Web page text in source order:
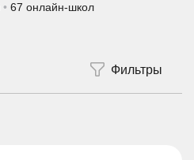
• 67 онлайн-школ